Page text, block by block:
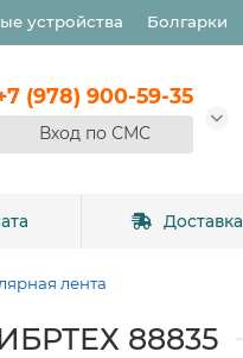
устройства Болгарки
(978) 900-59-35
Вход по СМС
Доставка
лента
88835